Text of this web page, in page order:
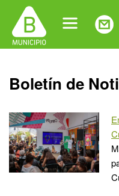
navigation
Back
to
Boletín de